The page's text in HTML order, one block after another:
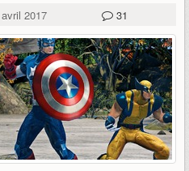
2017 31